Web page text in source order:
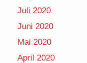
Juli 2020
Juni 2020
Mai 2020
April 2020